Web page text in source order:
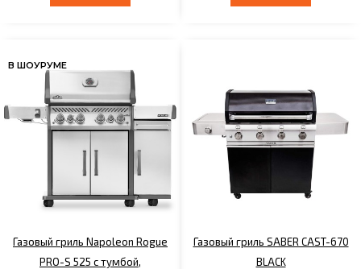
В ШОУРУМЕ
Газовый гриль Napoleon Rogue
PRO-S 525 с тумбой,
Газовый гриль SABER CAST-670
BLACK